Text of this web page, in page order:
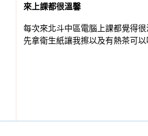
來上課都很溫馨
每次來北斗中區電腦上課都覺得
先拿衛生紙讓我擦以及有熱茶可以